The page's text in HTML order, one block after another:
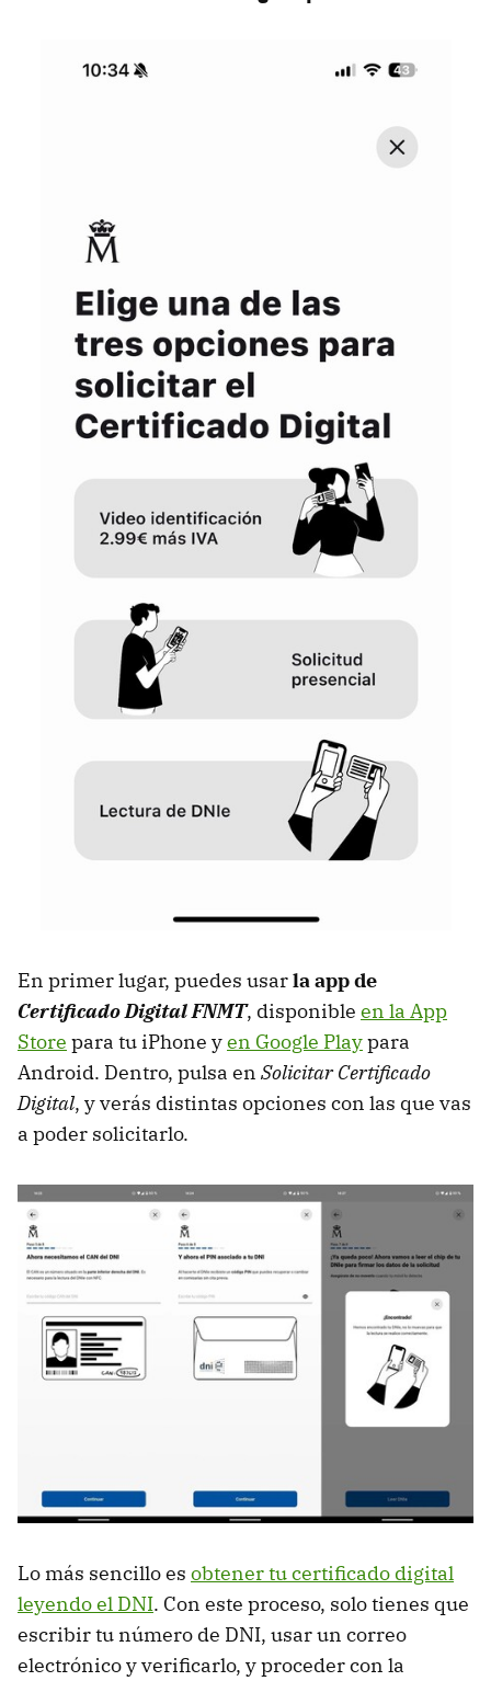
En primer lugar, puedes usarla app de
Certificado Digital FNMT, disponible en la App
Store para tu iPhone yen Google Playpara
Android. Dentro, pulsa en Solicitar Certificado
Digital, y verás distintas opciones con las que vas
a poder solicitarlo.
Lo más sencillo es obtener tu certificado digital
leyendo el DNI. Con este proceso, solo tienes que
escribir tu número de DNI, usar un correo
electrónico y verificarlo, y proceder con la